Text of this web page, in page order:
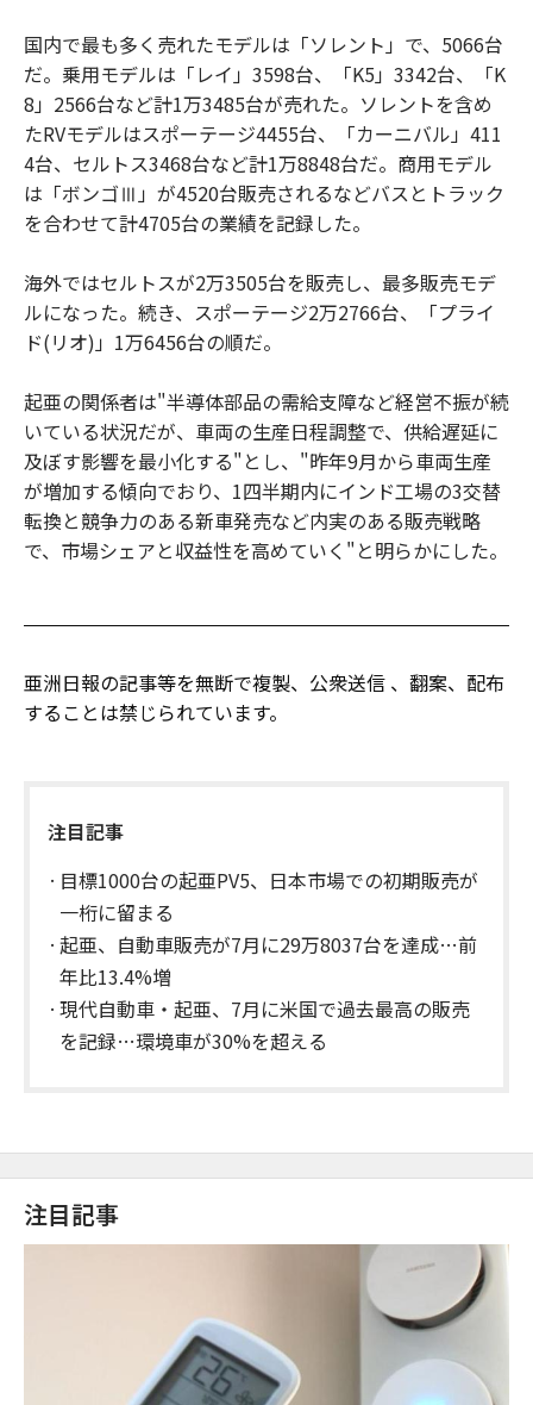
国内で最も多く売れたモデルは「ソレント」で、5066台
だ。乗用モデルは「レイ」3598台、「K5」3342台、「K
8」2566台など計1万3485台が売れた。ソレントを含め
たRVモデルはスポーテージ4455台、「カーニバル」411
4台、セルトス3468台など計1万8848台だ。商用モデル
は「ボンゴⅢ」が4520台販売されるなどバスとトラック
を合わせて計4705台の業績を記録した。
海外ではセルトスが2万3505台を販売し、最多販売モデ
ルになった。続き、スポーテージ2万2766台、「プライ
ド(リオ)」1万6456台の順だ。
起亜の関係者は"半導体部品の需給支障など経営不振が続
いている状況だが、車両の生産日程調整で、供給遅延に
及ぼす影響を最小化する"とし、"昨年9月から車両生産
が増加する傾向でおり、1四半期内にインド工場の3交替
転換と競争力のある新車発売など内実のある販売戦略
で、市場シェアと収益性を高めていく"と明らかにした。
亜洲日報の記事等を無断で複製、公衆送信 、翻案、配布
することは禁じられています。
注目記事
目標1000台の起亜PV5、日本市場での初期販売が
一桁に留まる
起亜、自動車販売が7月に29万8037台を達成…前
年比13.4%増
現代自動車・起亜、7月に米国で過去最高の販売
を記録…環境車が30%を超える
注目記事